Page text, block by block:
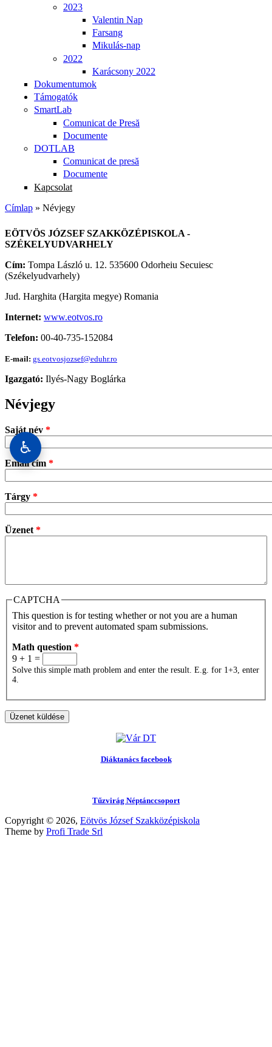
2023
Valentin Nap
Farsang
Mikulás-nap
2022
Karácsony 2022
Dokumentumok
Támogatók
SmartLab
Comunicat de Presă
Documente
DOTLAB
Comunicat de presă
Documente
Kapcsolat
Címlap » Névjegy
EÖTVÖS JÓZSEF SZAKKÖZÉPISKOLA -
SZÉKELYUDVARHELY
Cím: Tompa László u. 12. 535600 Odorheiu Secuiesc
(Székelyudvarhely)
Jud. Harghita (Hargita megye) Romania
Internet: www.eotvos.ro
Telefon: 00-40-735-152084
E-mail: gs.eotvosjozsef@eduhr.ro
Igazgató: Ilyés-Nagy Boglárka
Névjegy
Saját név *
Email cím *
Tárgy *
Üzenet *
CAPTCHA
This question is for testing whether or not you are a human
visitor and to prevent automated spam submissions.
Math question *
9 + 1 =
Solve this simple math problem and enter the result. E.g. for 1+3, enter
4.
Diáktanács facebook
Tűzvirág Néptánccsoport
Copyright © 2026, Eötvös József Szakközépiskola
Theme by Profi Trade Srl
♿